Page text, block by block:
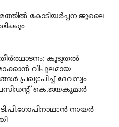
കോടിയര്‍ച്ചന ജൂലൈ
കൂടുതല്‍
വിപുലമായ
പ്രഖ്യാപിച്ച് ദേവസ്വം
കെ.ജയകുമാര്‍
നായര്‍